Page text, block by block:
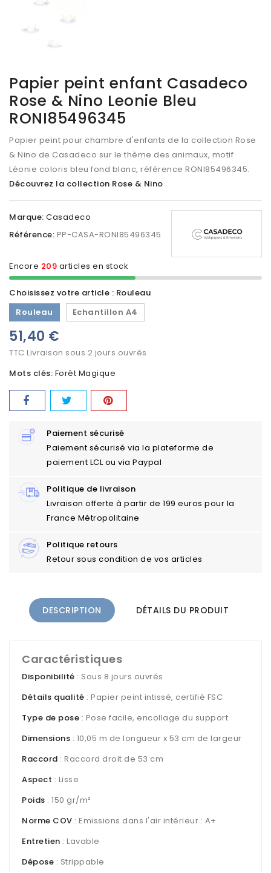
Papier peint enfant Casadeco
Rose & Nino Leonie Bleu
RONI85496345
Papier peint pour chambre d'enfants de la collection Rose
& Nino de Casadeco sur le thème des animaux, motif
Léonie coloris bleu fond blanc, référence RONI85496345.
Découvrez la collection Rose & Nino
Marque: Casadeco
Référence: PP-CASA-RONI85496345
Encore 209 articles en stock
Choisissez votre article : Rouleau
Rouleau
Echantillon A4
51,40 €
TTC Livraison sous 2 jours ouvrés
Mots clés: Forêt Magique
Paiement sécurisé
Paiement sécurisé via la plateforme de
paiement LCL ou via Paypal
Politique de livraison
Livraison offerte à partir de 199 euros pour la
France Métropolitaine
Politique retours
Retour sous condition de vos articles
DESCRIPTION DÉTAILS DU PRODUIT
Caractéristiques
Disponibilité : Sous 8 jours ouvrés
Détails qualité : Papier peint intissé, certifié FSC
Type de pose : Pose facile, encollage du support
Dimensions : 10,05 m de longueur x 53 cm de largeur
Raccord : Raccord droit de 53 cm
Aspect : Lisse
Poids : 150 gr/m²
Norme COV : Emissions dans l'air intérieur : A+
Entretien : Lavable
Dépose : Strippable